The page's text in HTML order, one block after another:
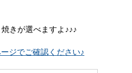
きが選べますよ♪♪♪
ジでご確認ください♪